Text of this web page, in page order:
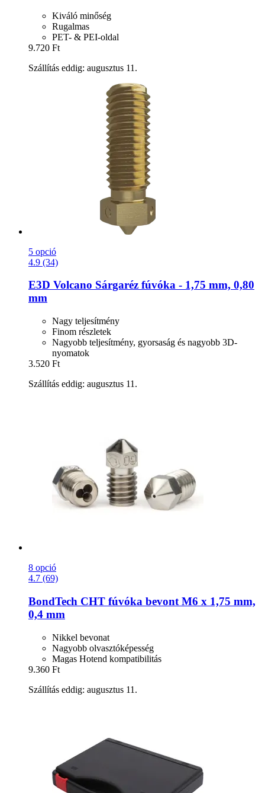
Kiváló minőség
Rugalmas
PET- & PEI-oldal
9.720 Ft
Szállítás eddig: augusztus 11.
5 opció
4.9 (34)
E3D Volcano Sárgaréz fúvóka -​ 1,75 mm, 0,80
mm
Nagy teljesítmény
Finom részletek
Nagyobb teljesítmény, gyorsaság és nagyobb 3D-
nyomatok
3.520 Ft
Szállítás eddig: augusztus 11.
8 opció
4.7 (69)
BondTech CHT fúvóka bevont M6 x 1,75 mm,
0,4 mm
Nikkel bevonat
Nagyobb olvasztóképesség
Magas Hotend kompatibilitás
9.360 Ft
Szállítás eddig: augusztus 11.